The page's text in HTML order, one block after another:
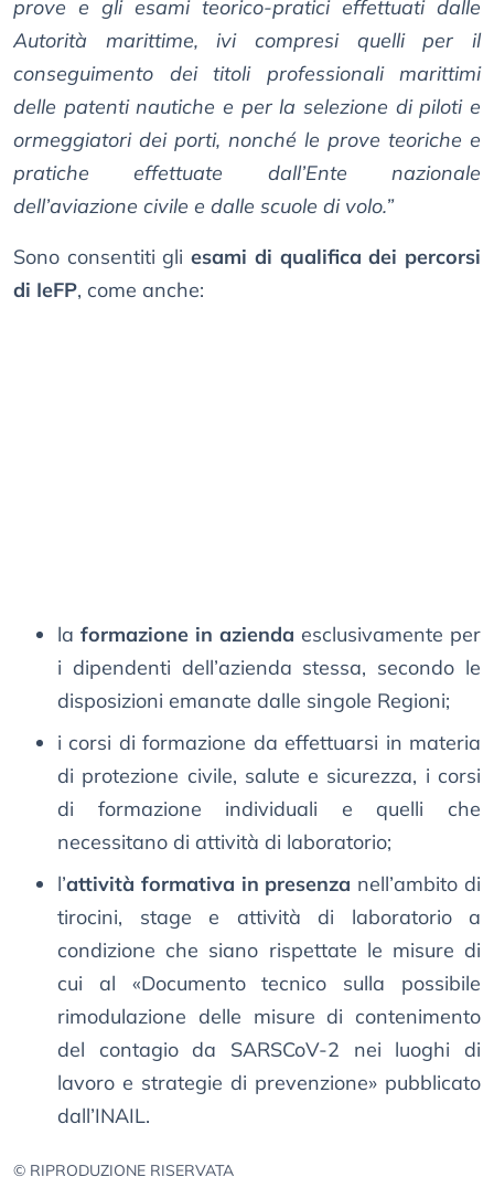
prove e gli esami teorico-pratici effettuati dalle
Autorità marittime, ivi compresi quelli per il
conseguimento dei titoli professionali marittimi
delle patenti nautiche e per la selezione di piloti e
ormeggiatori dei porti, nonché le prove teoriche e
pratiche effettuate dall’Ente nazionale
dell’aviazione civile e dalle scuole di volo.”
Sono consentiti gliesami di qualifica dei percorsi
di IeFP, come anche:
la formazione in azienda esclusivamente per
i dipendenti dell’azienda stessa, secondo le
disposizioni emanate dalle singole Regioni;
i corsi di formazione da effettuarsi in materia
di protezione civile, salute e sicurezza, i corsi
di formazione individuali e quelli che
necessitano di attività di laboratorio;
l’attività formativa in presenza nell’ambito di
tirocini, stage e attività di laboratorio a
condizione che siano rispettate le misure di
cui al «Documento tecnico sulla possibile
rimodulazione delle misure di contenimento
del contagio da SARSCoV-2 nei luoghi di
lavoro e strategie di prevenzione» pubblicato
dall’INAIL.
© RIPRODUZIONE RISERVATA